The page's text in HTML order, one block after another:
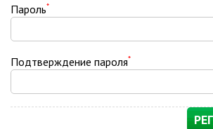
Пароль*
Подтверждение пароля*